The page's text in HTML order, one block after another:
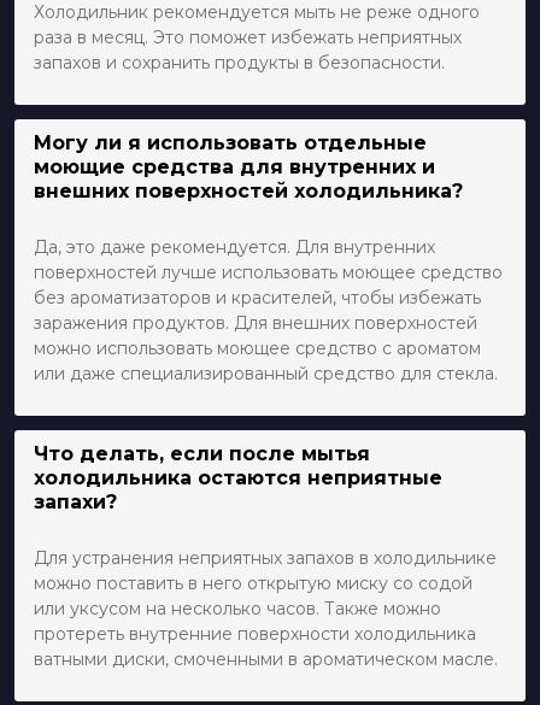
Холодильник рекомендуется мыть не реже одного
раза в месяц. Это поможет избежать неприятных
запахов и сохранить продукты в безопасности.
Могу ли я использовать отдельные
моющие средства для внутренних и
внешних поверхностей холодильника?
Да, это даже рекомендуется. Для внутренних
поверхностей лучше использовать моющее средство
без ароматизаторов и красителей, чтобы избежать
заражения продуктов. Для внешних поверхностей
можно использовать моющее средство с ароматом
или даже специализированный средство для стекла.
Что делать, если после мытья
холодильника остаются неприятные
запахи?
Для устранения неприятных запахов в холодильнике
можно поставить в него открытую миску со содой
или уксусом на несколько часов. Также можно
протереть внутренние поверхности холодильника
ватными диски, смоченными в ароматическом масле.